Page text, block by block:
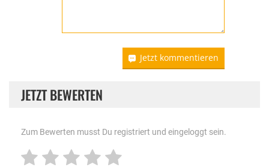
Jetzt kommentieren
JETZT BEWERTEN
Zum Bewerten musst Du registriert und eingeloggt sein.